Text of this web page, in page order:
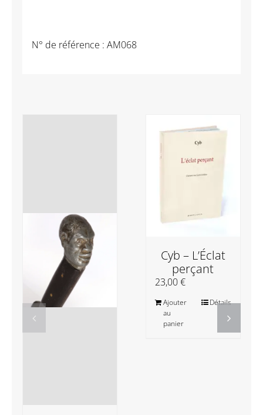
N° de référence : AM068
Cyb – L’Éclat
perçant
23,00€
Ajouter
au
panier
Détails